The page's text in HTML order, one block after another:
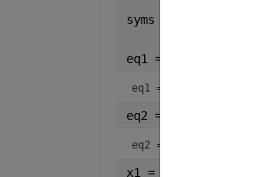
syms
eq1 = 2*x + y == 16
eq1 =
eq2 = 5*y - x == 25
eq2 =
x1 = 16/2;